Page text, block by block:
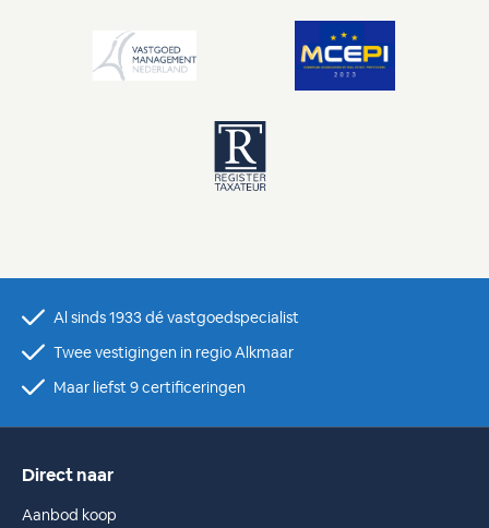
Al sinds 1933 dé vastgoedspecialist
Twee vestigingen in regio Alkmaar
Maar liefst 9 certificeringen
Direct naar
Aanbod koop